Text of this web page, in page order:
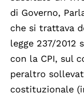
di Governo,
che si trattava
legge 237/2012
con la CPI, sul
peraltro
costituzionale